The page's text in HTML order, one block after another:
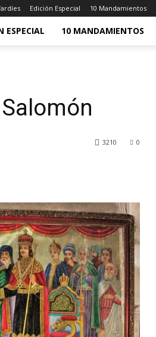
Edición Especial 10 Mandamientos
ESPECIAL 10 MANDAMIENTOS
0
3210